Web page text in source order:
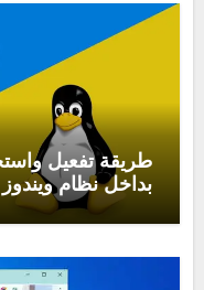
طريقة تفعيل
بداخل نظام ويندوز